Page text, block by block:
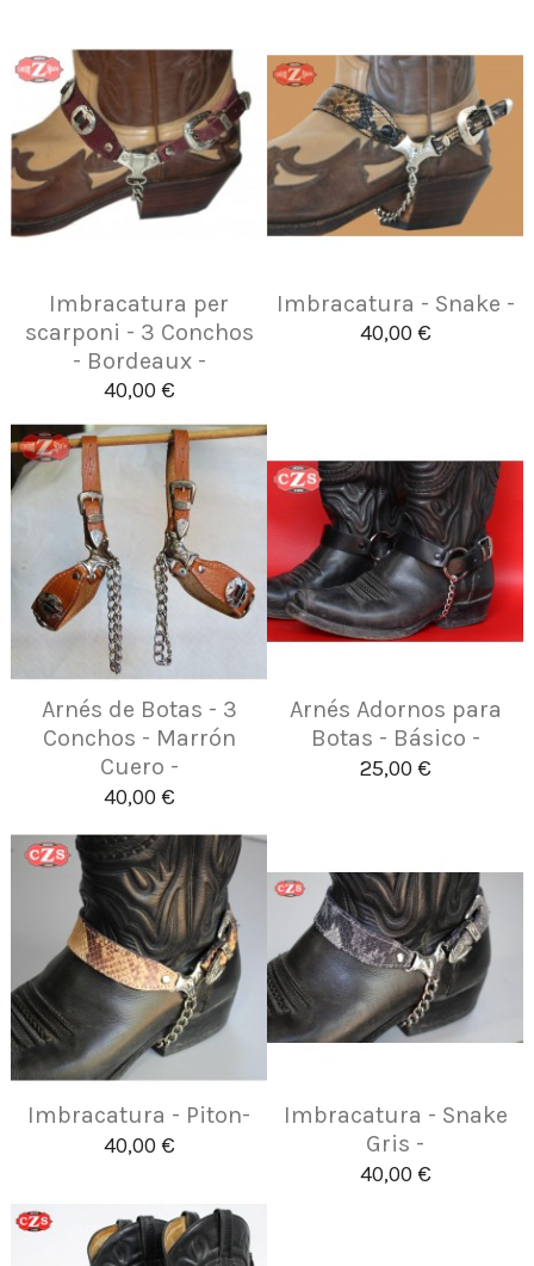
Imbracatura per
scarponi - 3 Conchos
- Bordeaux -
40,00 €
Imbracatura - Snake -
40,00 €
Arnés de Botas - 3
Conchos - Marrón
Cuero -
40,00 €
Arnés Adornos para
Botas - Básico -
25,00 €
Imbracatura - Piton-
40,00 €
Imbracatura - Snake
Gris -
40,00 €